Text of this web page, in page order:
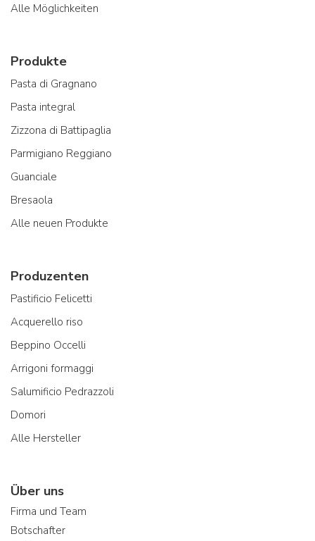
Alle Möglichkeiten
Produkte
Pasta di Gragnano
Pasta integral
Zizzona di Battipaglia
Parmigiano Reggiano
Guanciale
Bresaola
Alle neuen Produkte
Produzenten
Pastificio Felicetti
Acquerello riso
Beppino Occelli
Arrigoni formaggi
Salumificio Pedrazzoli
Domori
Alle Hersteller
Über uns
Firma und Team
Botschafter